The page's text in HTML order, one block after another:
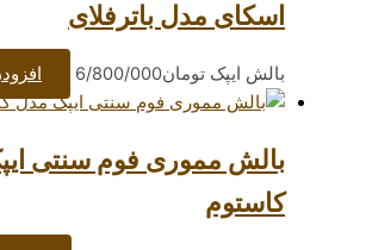
باترفلای
6/800/000 افزودن به سبد خرید
فوم سنتی ایپک مدل